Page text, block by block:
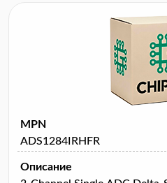
MPN
ADS1284IRHFR
Описание